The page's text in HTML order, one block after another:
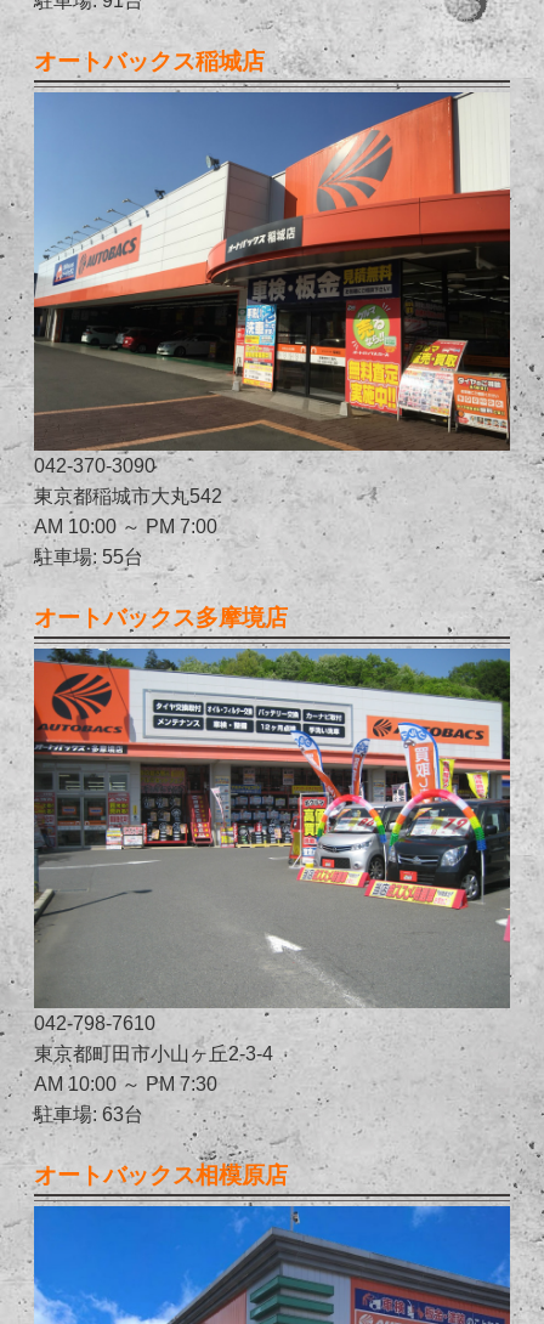
オートバックス稲城店
042-370-3090
東京都稲城市大丸542
AM 10:00 ～ PM 7:00
駐車場: 55台
オートバックス多摩境店
042-798-7610
東京都町田市小山ヶ丘2-3-4
AM 10:00 ～ PM 7:30
駐車場: 63台
オートバックス相模原店